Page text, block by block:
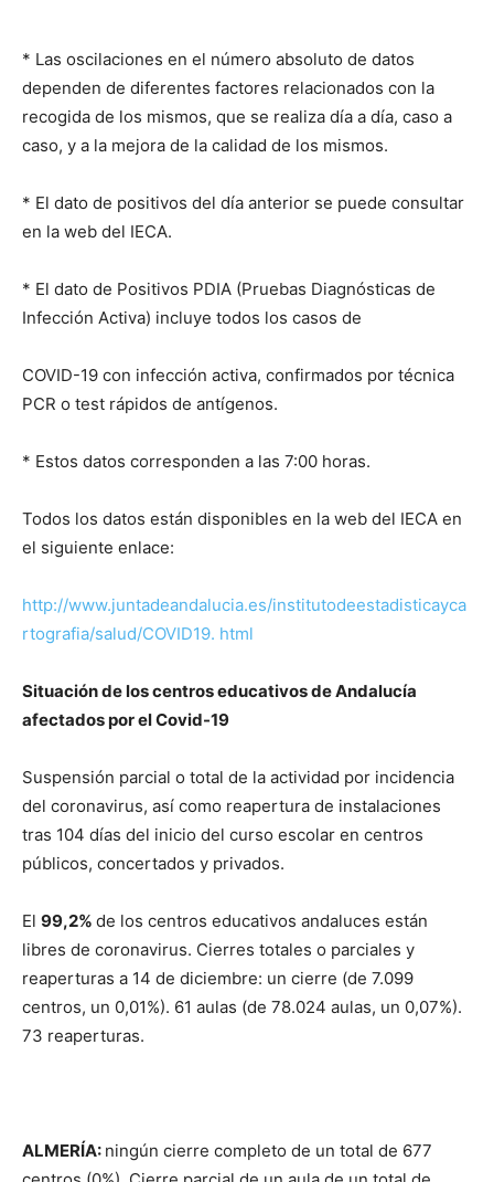
* Las oscilaciones en el número absoluto de datos
dependen de diferentes factores relacionados con la
recogida de los mismos, que se realiza día a día, caso a
caso, y a la mejora de la calidad de los mismos.
* El dato de positivos del día anterior se puede consultar
en la web del IECA.
* El dato de Positivos PDIA (Pruebas Diagnósticas de
Infección Activa) incluye todos los casos de
COVID-19 con infección activa, confirmados por técnica
PCR o test rápidos de antígenos.
* Estos datos corresponden a las 7:00 horas.
Todos los datos están disponibles en la web del IECA en
el siguiente enlace:
http://www.juntadeandalucia.es/institutodeestadisticayca
rtografia/salud/COVID19. html
Situación de los centros educativos de Andalucía
afectados por el Covid-19
Suspensión parcial o total de la actividad por incidencia
del coronavirus, así como reapertura de instalaciones
tras 104 días del inicio del curso escolar en centros
públicos, concertados y privados.
El 99,2% de los centros educativos andaluces están
libres de coronavirus. Cierres totales o parciales y
reaperturas a 14 de diciembre: un cierre (de 7.099
centros, un 0,01%). 61 aulas (de 78.024 aulas, un 0,07%).
73 reaperturas.
ALMERÍA: ningún cierre completo de un total de 677